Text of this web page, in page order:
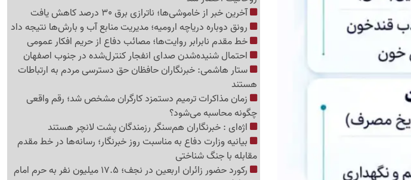
آخرین خبر از خاموشی‌ها؛ ناترازی برق 30 درصد کاهش یافت
رونق دوباره دریاچه ارومیه؛ مدیریت منابع آب و بارش‌ها نتیجه داد
خط مقدم نابرابر روایت‌ها؛ مصائب دفاع از حریم افکار عمومی
احتمال شنیده‌شدن صدای انفجار کنترل‌شده در جنوب اصفهان
ستار هاشمی: خبرنگاران حافظان حق دسترسی مردم به ارتباطات
هستند
زمان مذاکرات ترمیم دستمزد کارگران مشخص شد؛ رقم واقعی
چگونه محاسبه می‌شود؟
اژه‌ای : خبرنگاران هم‌سنگر رزمندگان پشت لانچر هستند
بیانیه وزارت دفاع به مناسبت روز خبرنگار؛ رسانه‌ها در خط مقدم
مقابله با جنگ شناختی
رکورد حضور زائران اربعین در نجف؛ 17.5 میلیون نفر به حرم امام